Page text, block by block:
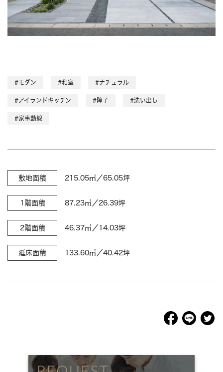
#モダン #和室 #ナチュラル
#アイランドキッチン #障子 #洗い出し
#家事動線
敷地面積 215.05㎡／65.05坪
1階面積 87.23㎡／26.39坪
2階面積 46.37㎡／14.03坪
延床面積 133.60㎡／40.42坪